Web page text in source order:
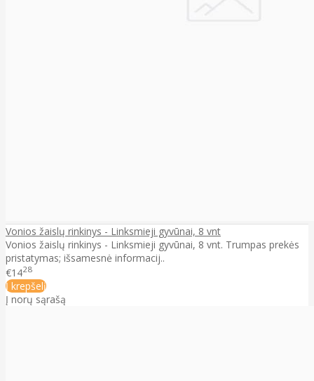
Vonios žaislų rinkinys - Linksmieji gyvūnai, 8 vnt
Vonios žaislų rinkinys - Linksmieji gyvūnai, 8 vnt. Trumpas prekės
pristatymas; išsamesnė informacij..
€1428
Į krepšelį
Į norų sąrašą